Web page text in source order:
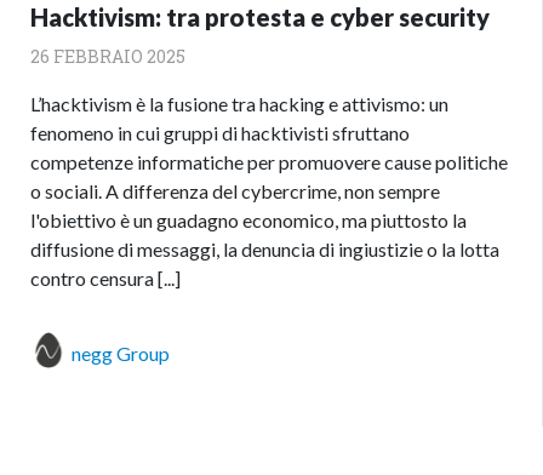
Hacktivism: tra protesta e cyber security
26 FEBBRAIO 2025
L’hacktivism è la fusione tra hacking e attivismo: un
fenomeno in cui gruppi di hacktivisti sfruttano
competenze informatiche per promuovere cause politiche
o sociali. A differenza del cybercrime, non sempre
l'obiettivo è un guadagno economico, ma piuttosto la
diffusione di messaggi, la denuncia di ingiustizie o la lotta
contro censura [...]
negg Group